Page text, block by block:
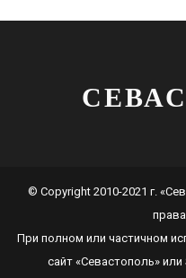
© Copyright 2010-2021 г.
При полном или частичном
сайт «Севастополь» или